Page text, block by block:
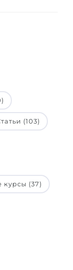
(103)
курсы (37)